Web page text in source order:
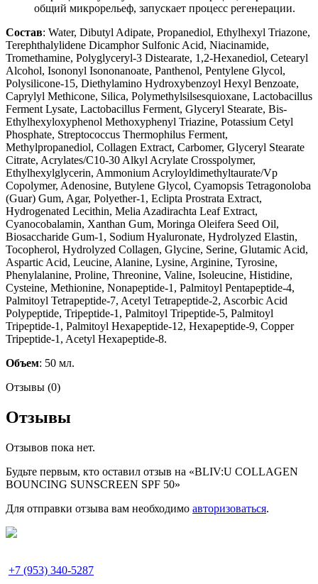
общий микрорельеф, запускает процесс регенерации.
Состав: Water, Dibutyl Adipate, Propanediol, Ethylhexyl Triazone,
Terephthalylidene Dicamphor Sulfonic Acid, Niacinamide,
Tromethamine, Polyglyceryl-3 Distearate, 1,2-Hexanediol, Cetearyl
Alcohol, Isononyl Isononanoate, Panthenol, Pentylene Glycol,
Polysilicone-15, Diethylamino Hydroxybenzoyl Hexyl Benzoate,
Caprylyl Methicone, Silica, Polymethylsilsesquioxane, Lactobacillus
Ferment Lysate, Lactobacillus Ferment, Glyceryl Stearate, Bis-
Ethylhexyloxyphenol Methoxyphenyl Triazine, Potassium Cetyl
Phosphate, Streptococcus Thermophilus Ferment,
Methylpropanediol, Collagen Extract, Carbomer, Glyceryl Stearate
Citrate, Acrylates/C10-30 Alkyl Acrylate Crosspolymer,
Ethylhexylglycerin, Ammonium Acryloyldimethyltaurate/Vp
Copolymer, Adenosine, Butylene Glycol, Cyamopsis Tetragonoloba
(Guar) Gum, Agar, Polyether-1, Eclipta Prostrata Extract,
Hydrogenated Lecithin, Melia Azadirachta Leaf Extract,
Cyanocobalamin, Xanthan Gum, Moringa Oleifera Seed Oil,
Biosaccharide Gum-1, Sodium Hyaluronate, Hydrolyzed Elastin,
Tocopherol, Hydrolyzed Collagen, Glycine, Serine, Glutamic Acid,
Aspartic Acid, Leucine, Alanine, Lysine, Arginine, Tyrosine,
Phenylalanine, Proline, Threonine, Valine, Isoleucine, Histidine,
Cysteine, Methionine, Nonapeptide-1, Palmitoyl Pentapeptide-4,
Palmitoyl Tetrapeptide-7, Acetyl Tetrapeptide-2, Ascorbic Acid
Polypeptide, Tripeptide-1, Palmitoyl Tripeptide-5, Palmitoyl
Tripeptide-1, Palmitoyl Hexapeptide-12, Hexapeptide-9, Copper
Tripeptide-1, Acetyl Hexapeptide-8.
Объем: 50 мл.
Отзывы (0)
Отзывы
Отзывов пока нет.
Будьте первым, кто оставил отзыв на «BLIV:U COLLAGEN
BOUNCING SUNSCREEN SPF 50»
Для отправки отзыва вам необходимо авторизоваться.
+7 (953) 340-5287